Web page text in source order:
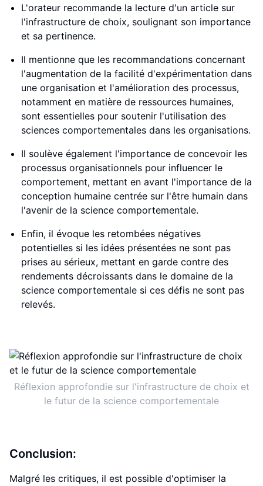
L'orateur recommande la lecture d'un article sur
l'infrastructure de choix, soulignant son importance
et sa pertinence.
Il mentionne que les recommandations concernant
l'augmentation de la facilité d'expérimentation dans
une organisation et l'amélioration des processus,
notamment en matière de ressources humaines,
sont essentielles pour soutenir l'utilisation des
sciences comportementales dans les organisations.
Il soulève également l'importance de concevoir les
processus organisationnels pour influencer le
comportement, mettant en avant l'importance de la
conception humaine centrée sur l'être humain dans
l'avenir de la science comportementale.
Enfin, il évoque les retombées négatives
potentielles si les idées présentées ne sont pas
prises au sérieux, mettant en garde contre des
rendements décroissants dans le domaine de la
science comportementale si ces défis ne sont pas
relevés.
Réflexion approfondie sur l'infrastructure de choix et
le futur de la science comportementale
Conclusion:
Malgré les critiques, il est possible d'optimiser la